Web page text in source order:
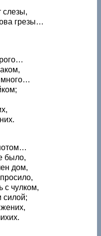
слезы,
грезы…
много…
было,
дом,
с чулком,
силой;